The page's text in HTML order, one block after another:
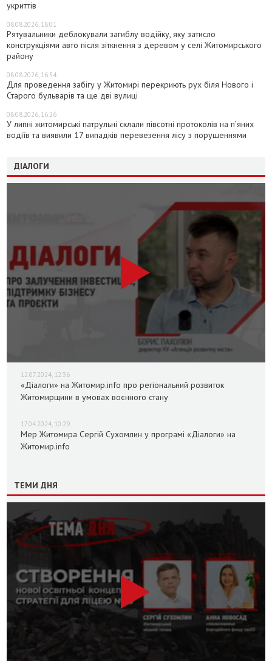
укриттів
08.08.2026, 18:01
Рятувальники деблокували загиблу водійку, яку затисло
конструкціями авто після зіткнення з деревом у селі Житомирського
району
08.08.2026, 16:54
Для проведення забігу у Житомирі перекриють рух біля Нового і
Старого бульварів та ще дві вулиці
08.08.2026, 16:26
У липні житомирські патрульні склали півсотні протоколів на пʼяних
водіїв та виявили 17 випадків перевезення лісу з порушеннями
ДІАЛОГИ
12.07.2024, 12:36
«Діалоги» на Житомир.info про регіональний розвиток
Житомирщини в умовах воєнного стану
17.04.2024, 10:29
Мер Житомира Сергій Сухомлин у програмі «Діалоги» на
Житомир.info
ТЕМИ ДНЯ